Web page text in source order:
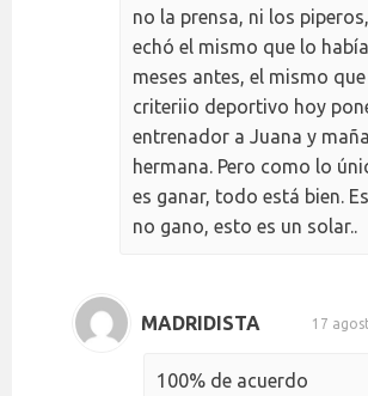
no la prensa, ni los
echó el mismo que lo
meses antes, el mismo
criteriio deportivo hoy
entrenador a Juana y
hermana. Pero como lo
es ganar, todo está bien.
no gano, esto es un solar..
MADRIDISTA 17
100% de acuerdo